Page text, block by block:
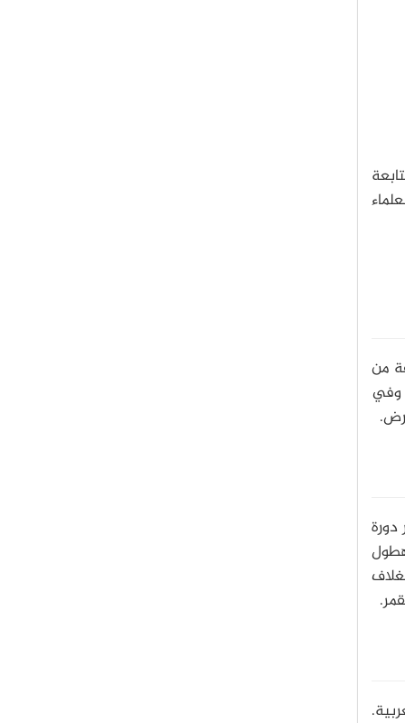
من
وفي